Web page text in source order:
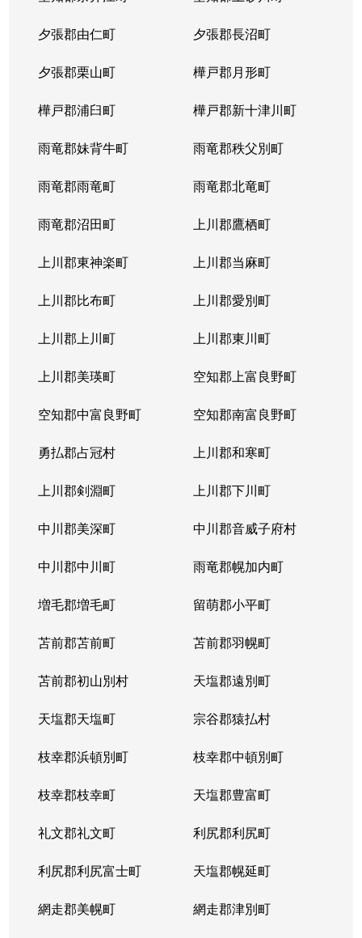
夕張郡由仁町 夕張郡長沼町
夕張郡栗山町 樺戸郡月形町
樺戸郡浦臼町 樺戸郡新十津川町
雨竜郡妹背牛町 雨竜郡秩父別町
雨竜郡雨竜町 雨竜郡北竜町
雨竜郡沼田町 上川郡鷹栖町
上川郡東神楽町 上川郡当麻町
上川郡比布町 上川郡愛別町
上川郡上川町 上川郡東川町
上川郡美瑛町 空知郡上富良野町
空知郡中富良野町 空知郡南富良野町
勇払郡占冠村 上川郡和寒町
上川郡剣淵町 上川郡下川町
中川郡美深町 中川郡音威子府村
中川郡中川町 雨竜郡幌加内町
増毛郡増毛町 留萌郡小平町
苫前郡苫前町 苫前郡羽幌町
苫前郡初山別村 天塩郡遠別町
天塩郡天塩町 宗谷郡猿払村
枝幸郡浜頓別町 枝幸郡中頓別町
枝幸郡枝幸町 天塩郡豊富町
礼文郡礼文町 利尻郡利尻町
利尻郡利尻富士町 天塩郡幌延町
網走郡美幌町 網走郡津別町